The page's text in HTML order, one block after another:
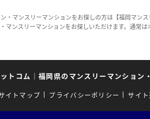
・マンスリーマンションをお探しの方は【福岡マン
マンスリーマンションをお探しいただけます。通常
トコム ｜ 福岡県のマンスリーマンション
イトマップ プライバシーポリシー サイ